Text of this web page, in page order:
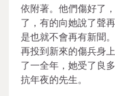
依附著。他們傷好了
了，有的向她說了聲
是也就不會再有新聞
再投到新來的傷兵身
了一全年，她受了良
抗年夜的先生。